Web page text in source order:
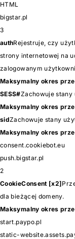
HTML
bigstar.pl
3
authRejestruje, czy
strony internetowej na
zalogowanym
Maksymalny okres
SESS#Zachowuje
Maksymalny okres
sidZachowuje stany
Maksymalny okres
consent.cookiebot.eu
push.bigstar.pl
2
CookieConsent [x2]
dla bieżącej domeny.
Maksymalny okres
start.paypo.pl
static-